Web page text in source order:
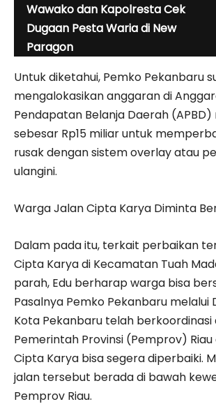
Wawako dan Kapolresta Cek
Dugaan Pesta Waria di New
Paragon
Untuk diketahui, Pemko Pekanbaru
mengalokasikan anggaran di
Pendapatan Belanja Daerah (APBD)
sebesar Rp15 miliar untuk
rusak dengan sistem overlay atau
ulangini.
Warga Jalan Cipta Karya Diminta
Dalam pada itu, terkait perbaikan
Cipta Karya di Kecamatan Tuah
parah, Edu berharap warga bisa
Pasalnya Pemko Pekanbaru melalui
Kota Pekanbaru telah berkoordinasi
Pemerintah Provinsi (Pemprov)
Cipta Karya bisa segera diperbaiki.
jalan tersebut berada di bawah
Pemprov Riau.